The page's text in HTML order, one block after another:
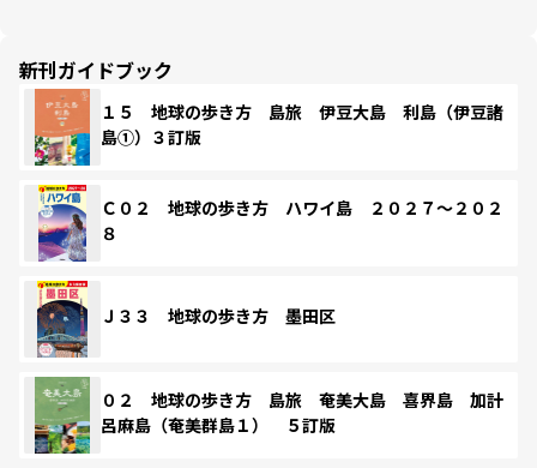
新刊ガイドブック
１５ 地球の歩き方 島旅 伊豆大島 利島（伊豆諸
島①）３訂版
Ｃ０２ 地球の歩き方 ハワイ島 ２０２７～２０２
８
Ｊ３３ 地球の歩き方 墨田区
０２ 地球の歩き方 島旅 奄美大島 喜界島 加計
呂麻島（奄美群島１） ５訂版